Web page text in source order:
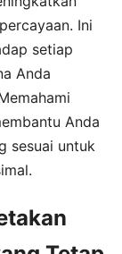
Ini
setiap
Anda
Anda
sesuai untuk